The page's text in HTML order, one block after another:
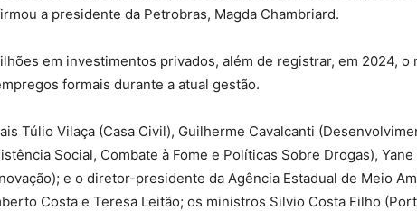
a presidente da Petrobras, Magda Chambriard.
em investimentos privados, além de registrar, em 2024,
formais durante a atual gestão.
Túlio Vilaça (Casa Civil), Guilherme Cavalcanti
Social, Combate à Fome e Políticas Sobre Drogas),
e o diretor-presidente da Agência Estadual de Meio
Costa e Teresa Leitão; os ministros Silvio Costa Filho